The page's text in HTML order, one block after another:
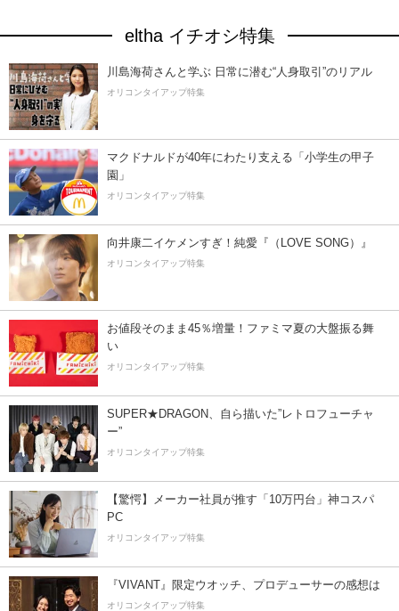
eltha イチオシ特集
川島海荷さんと学ぶ 日常に潜む“人身取引”のリアル
オリコンタイアップ特集
マクドナルドが40年にわたり支える「小学生の甲子
園」
オリコンタイアップ特集
向井康二イケメンすぎ！純愛『（LOVE SONG）』
オリコンタイアップ特集
お値段そのまま45％増量！ファミマ夏の大盤振る舞
い
オリコンタイアップ特集
SUPER★DRAGON、自ら描いた”レトロフューチャ
ー”
オリコンタイアップ特集
【驚愕】メーカー社員が推す「10万円台」神コスパ
PC
オリコンタイアップ特集
『VIVANT』限定ウオッチ、プロデューサーの感想は
オリコンタイアップ特集